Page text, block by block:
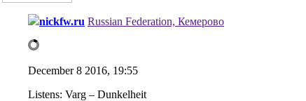
nickfw.ru Russian Federation, Кемерово
December 8 2016, 19:55
Listens: Varg – Dunkelheit